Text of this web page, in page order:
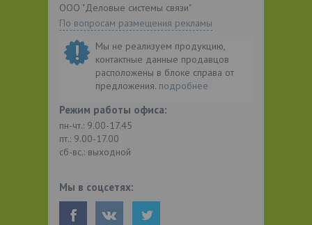
ООО "Деловые системы связи"
По вопросам размещения рекламы
Мы не реализуем продукцию,
контактные данные продавцов
расположены в блоке справа от
предложения. подробнее
Режим работы офиса:
пн-чт.: 9.00-17.45
пт.: 9.00-17.00
сб-вс.: выходной
Мы в соцсетях: